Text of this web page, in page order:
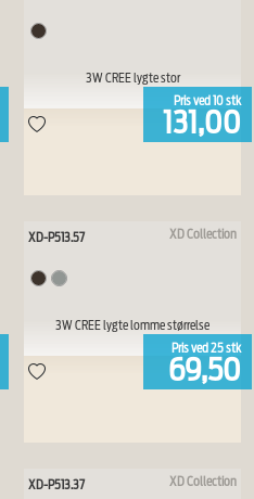
3W CREE lygte stor
Pris ved 10stk
131,00
XD Collection
XD-P513.57
3W CREE lygte lomme størrelse
Pris ved 25stk
69,50
XD Collection
XD-P513.37